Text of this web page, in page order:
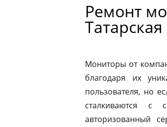
Ремонт
Татарская
Мониторы от
благодаря их
пользователя, но
сталкиваются с
авторизованный